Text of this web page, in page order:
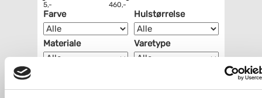
5,- 460,-
Farve Hulstørrelse
Materiale Varetype